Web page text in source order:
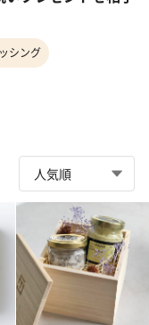
シング